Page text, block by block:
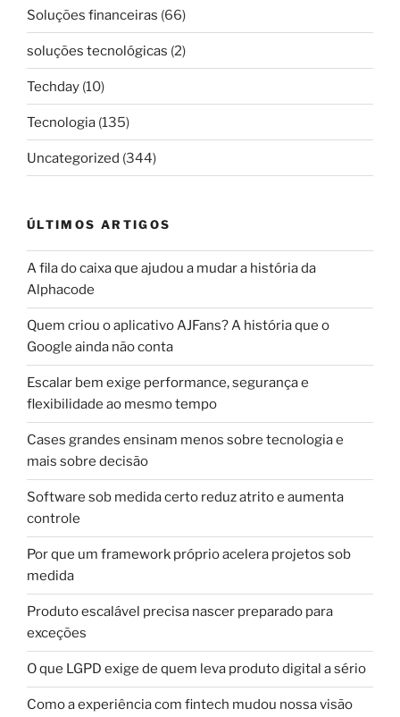
Soluções financeiras (66)
soluções tecnológicas (2)
Techday (10)
Tecnologia (135)
Uncategorized (344)
ÚLTIMOS ARTIGOS
A fila do caixa que ajudou a mudar a história da
Alphacode
Quem criou o aplicativo AJFans? A história que o
Google ainda não conta
Escalar bem exige performance, segurança e
flexibilidade ao mesmo tempo
Cases grandes ensinam menos sobre tecnologia e
mais sobre decisão
Software sob medida certo reduz atrito e aumenta
controle
Por que um framework próprio acelera projetos sob
medida
Produto escalável precisa nascer preparado para
exceções
O que LGPD exige de quem leva produto digital a sério
Como a experiência com fintech mudou nossa visão